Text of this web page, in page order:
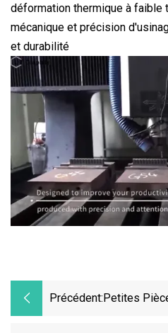
déformation thermique à faible
mécanique et précision
et durabilité
Précédent: Petites